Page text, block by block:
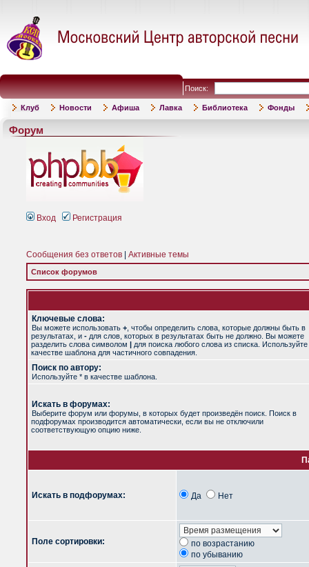
Поиск:
Клуб Новости Афиша Лавка Библиотека Фонды
Форум
Вход Регистрация
Сообщения без ответов Активные темы
Список форумов
Ключевые слова:
Вы можете использовать + , чтобы определить слова, которые должны быть в
результатах, и - для слов, которых в результатах быть не должно. Вы можете
разделить слова символом | для поиска любого слова из списка. Используйте
качестве шаблона для частичного совпадения.
Поиск по автору:
Используйте * в качестве шаблона.
Искать в форумах:
Выберите форум или форумы, в которых будет произведён поиск. Поиск в
подфорумах производится автоматически, если вы не отключили
соответствующую опцию ниже.
Искать в подфорумах: Да Нет
Поле сортировки:
по возрастанию
по убыванию